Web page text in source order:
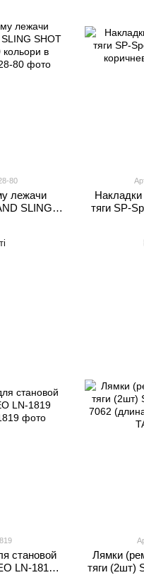
80
лежачи
SLING
Накладки
тяги SP-
становой
LN-1819
Лямки
тяги (2шт)